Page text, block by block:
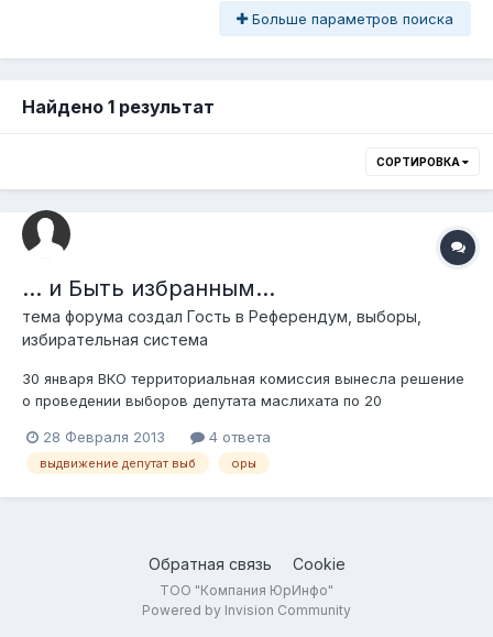
Больше параметров поиска
Найдено 1 результат
СОРТИРОВКА
... и Быть избранным...
тема форума создал Гость в Референдум, выборы,
избирательная система
30 января ВКО территориальная комиссия вынесла решение
о проведении выборов депутата маслихата по 20
я решила воспользоваться своим конституционным правом и
подала документы, как того требует ст.104 п 3
28 Февраля 2013 4 ответа
выдвижение депутат выб оры
Обратная связь Cookie
ТОО "Компания ЮрИнфо"
Powered by Invision Community